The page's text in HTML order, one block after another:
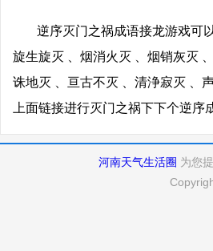
逆序灭门之祸成语接龙游戏可
旋生旋灭 、烟消火灭 、烟销灰灭
诛地灭 、亘古不灭 、清浄寂灭 、
上面链接进行灭门之祸下下个逆序
河南天气生活圈 为您